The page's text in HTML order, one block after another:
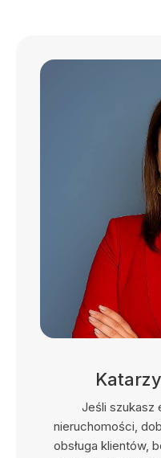
Jeśli szukasz
nieruchomości,
obsługa klientów,